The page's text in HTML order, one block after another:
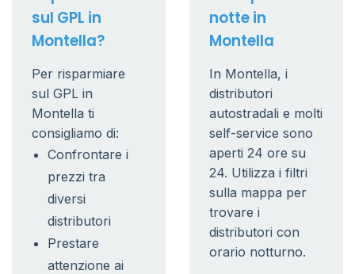
sul GPL in
Montella?
Per risparmiare
sul GPL in
Montella ti
consigliamo di:
Confrontare i
prezzi tra
diversi
distributori
Prestare
attenzione ai
notte in
Montella
In Montella, i
distributori
autostradali e molti
self-service sono
aperti 24 ore su
24. Utilizza i filtri
sulla mappa per
trovare i
distributori con
orario notturno.